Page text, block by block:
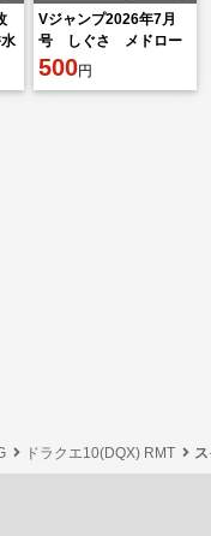
Vジャンプ2026年7月
号 しぐさ メドロー
ア
500円
ドラクエ10(DQX) RMT